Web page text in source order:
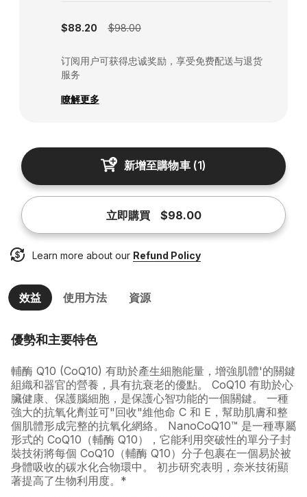
$88.20 $98.00
订阅用户可获得忠诚奖励，享受免费配送与退货
服务
瞭解更多
新增至購物車(1)
立即購買 $98.00
Learn more about our Refund Policy
效益 使用方法 資源
優勢和主要特色
輔酶 Q10 (CoQ10) 有助於產生細胞能量，增強肌體'的關鍵
組織和器官的營養，具有抗衰老的優點。 CoQ10 有助於心
臟健康、保護腦細胞，是保護心智功能的一個關鍵。 一種
強大的抗氧化劑並可"回收"維他命 C 和 E，幫助肌膚和整
個肌體形成完整的抗氧化網絡。 NanoCoQ10™ 是一種專屬
形式的 CoQ10（輔酶 Q10），它能利用突破性的單分子封
裝技術將每個 CoQ10（輔酶 Q10）分子包裹在一個易於被
身體吸收的碳水化合物環中。 初步研究表明，奈米技術顯
著提高了生物利用度。*